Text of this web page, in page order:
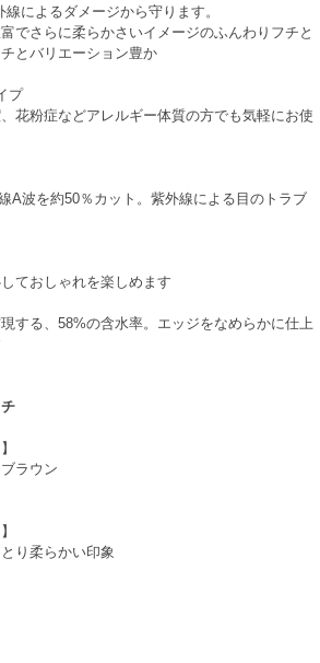
によるダメージから守ります。
でさらに柔らかさいイメージのふんわりフチと
とバリエーション豊か
プ
花粉症などアレルギー体質の方でも気軽にお使
A波を約50％カット。紫外線による目のトラブ
ておしゃれを楽しめます
する、58%の含水率。エッジをなめらかに仕上
ラウン
り柔らかい印象